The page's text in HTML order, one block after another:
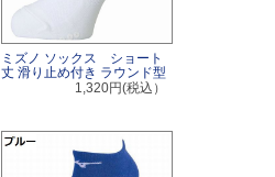
ミズノ ソックス ショート
丈 滑り止め付き ラウンド型
1,320円(税込）